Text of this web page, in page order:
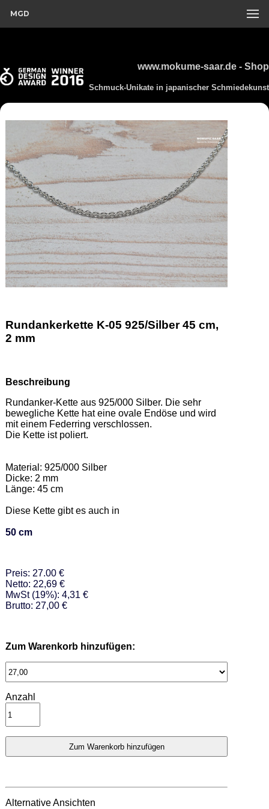
MGD
www.mokume-saar.de - Shop
Schmuck-Unikate in japanischer Schmiedekunst
Rundankerkette K-05 925/Silber 45 cm,
2 mm
Beschreibung
Rundanker-Kette aus 925/000 Silber. Die sehr
bewegliche Kette hat eine ovale Endöse und wird
mit einem Federring verschlossen.
Die Kette ist poliert.
Material: 925/000 Silber
Dicke: 2 mm
Länge: 45 cm
Diese Kette gibt es auch in
50 cm
Preis: 27.00 €
Netto: 22,69 €
MwSt (19%): 4,31 €
Brutto: 27,00 €
Zum Warenkorb hinzufügen:
Anzahl
Alternative Ansichten